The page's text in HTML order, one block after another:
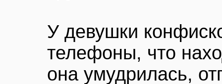
У девушки
телефоны, что
она умудрилась,